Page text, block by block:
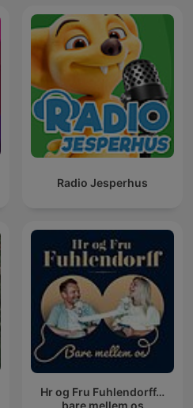
Radio Jesperhus
Hr og Fru Fuhlendorff…
bare mellem os